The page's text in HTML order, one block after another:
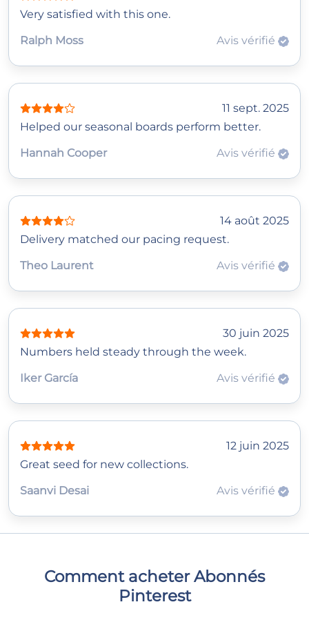
Very satisfied with this one.
Ralph Moss
Avis vérifié
11 sept. 2025
Helped our seasonal boards perform better.
Hannah Cooper
Avis vérifié
14 août 2025
Delivery matched our pacing request.
Theo Laurent
Avis vérifié
30 juin 2025
Numbers held steady through the week.
Iker García
Avis vérifié
12 juin 2025
Great seed for new collections.
Saanvi Desai
Avis vérifié
Comment acheter Abonnés
Pinterest